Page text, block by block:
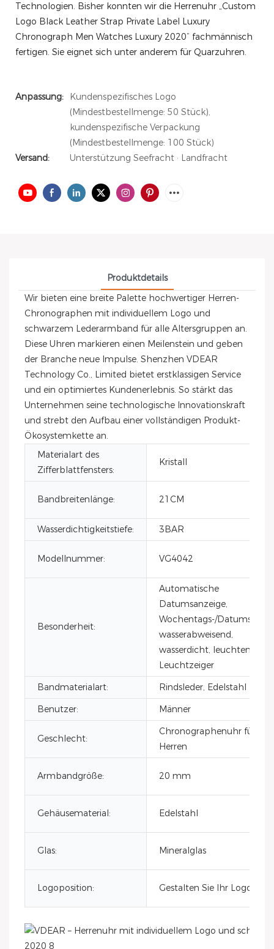
Technologien. Bisher konnten wir die Herrenuhr „Custom
Logo Black Leather Strap Private Label Luxury
Chronograph Men Watches Luxury 2020“ fachmännisch
fertigen. Sie eignet sich unter anderem für Quarzuhren.
Anpassung:
Kundenspezifisches Logo
(Mindestbestellmenge: 50 Stück),
kundenspezifische Verpackung
(Mindestbestellmenge: 100 Stück)
Versand:
Unterstützung Seefracht · Landfracht
Produktdetails
Wir bieten eine breite Palette hochwertiger Herren-
Chronographen mit individuellem Logo und
schwarzem Lederarmband für alle Altersgruppen an.
Diese Uhren markieren einen Meilenstein und geben
der Branche neue Impulse. Shenzhen VDEAR
Technology Co., Limited bietet erstklassigen Service
und ein optimiertes Kundenerlebnis. So stärkt das
Unternehmen seine technologische Innovationskraft
und strebt den Aufbau einer vollständigen Produkt-
Ökosystemkette an.
Materialart des
Zifferblattfensters:
Kristall
Bandbreitenlänge: 21CM
Wasserdichtigkeitstiefe: 3BAR
Modellnummer: VG4042
Besonderheit:
Automatische
Datumsanzeige,
Wochentags-/
wasserabweisend,
wasserdicht, leuchtend,
Leuchtzeiger
Bandmaterialart:
Rindsleder, Edelstahl
Benutzer:
Männer
Geschlecht:
Chronographenuhr für
Herren
Armbandgröße: 20 mm
Gehäusematerial: Edelstahl
Glas: Mineralglas
Logoposition: Gestalten Sie Ihr Logo